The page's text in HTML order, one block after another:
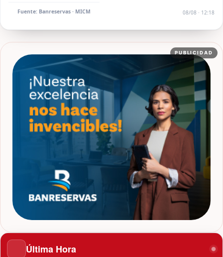
Fuente: Banreservas · MICM 08/08 · 12:18
PUBLICIDAD
Última Hora